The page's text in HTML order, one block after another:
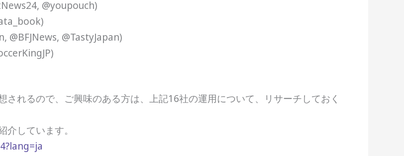
@youpouch)
@BFJNews, @TastyJapan)
れるので、ご興味のある方は、上記16社の運用について、リサーチしておく
しています。